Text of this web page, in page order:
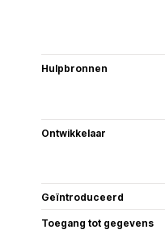
Hulpbronnen
Ontwikkelaar
Geïntroduceerd
Toegang tot gegevens